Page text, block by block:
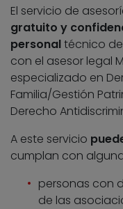
El servicio de
gratuito y
personaltécnico
con el asesor legal
especializado en
Familia/Gestión
Derecho
A este servicio
cumplan con
personas con
de las